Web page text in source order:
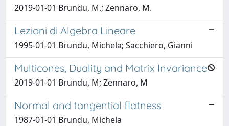
2019-01-01 Brundu, M.; Zennaro, M.
Lezioni di Algebra Lineare
1995-01-01 Brundu, Michela; Sacchiero, Gianni
Multicones, Duality and Matrix Invariance
2019-01-01 Brundu, M; Zennaro, M
Normal and tangential flatness
1987-01-01 Brundu, Michela